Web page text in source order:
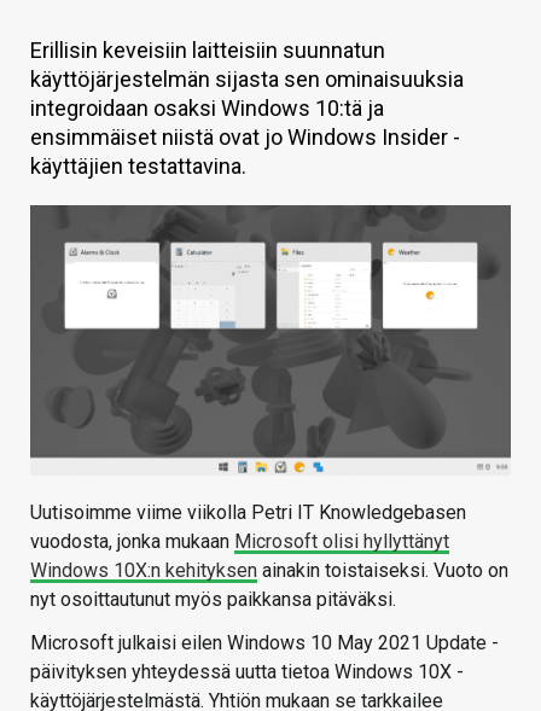
TIETOA
HINTA.FI
KAUPPA
Erillisin keveisiin laitteisiin suunnatun
käyttöjärjestelmän sijasta sen ominaisuuksia
integroidaan osaksi Windows 10:tä ja
ensimmäiset niistä ovat jo Windows Insider -
käyttäjien testattavina.
Uutisoimme viime viikolla Petri IT Knowledgebasen
vuodosta, jonka mukaan Microsoft olisi hyllyttänyt
Windows 10X:n kehityksen ainakin toistaiseksi. Vuoto on
nyt osoittautunut myös paikkansa pitäväksi.
Microsoft julkaisi eilen Windows 10 May 2021 Update -
päivityksen yhteydessä uutta tietoa Windows 10X -
käyttöjärjestelmästä. Yhtiön mukaan se tarkkailee